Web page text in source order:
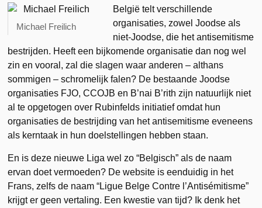
Michael Freilich
België telt verschillende
organisaties, zowel Joodse als
niet-Joodse, die het antisemitisme
bestrijden. Heeft een bijkomende organisatie dan nog wel
zin en vooral, zal die slagen waar anderen – althans
sommigen – schromelijk falen? De bestaande Joodse
organisaties FJO, CCOJB en B’nai B’rith zijn natuurlijk niet
al te opgetogen over Rubinfelds initiatief omdat hun
organisaties de bestrijding van het antisemitisme eveneens
als kerntaak in hun doelstellingen hebben staan.
En is deze nieuwe Liga wel zo “Belgisch” als de naam
ervan doet vermoeden? De website is eenduidig in het
Frans, zelfs de naam “Ligue Belge Contre l’Antisémitisme”
krijgt er geen vertaling. Een kwestie van tijd? Ik denk het